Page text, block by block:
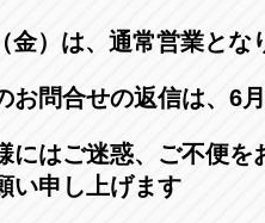
0561-53-
アップル
0587-66-
オートフ
市印場元町5-2-8
店
大地町長田35-1
金）は、通常営業とな
お問合せの返信は、6
にはご迷惑、ご不便を
い申し上げます